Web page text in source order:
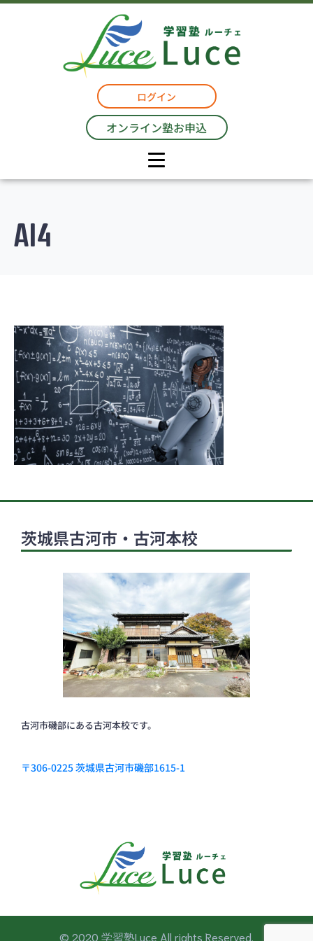
ログイン
オンライン塾お申込
AI4
茨城県古河市・古河本校
古河市磯部にある古河本校です。
〒306-0225 茨城県古河市磯部1615-1
© 2020 学習塾Luce All rights Reserved.